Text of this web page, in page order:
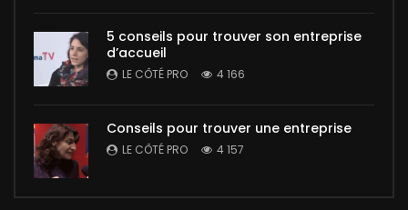
5 conseils pour trouver son entreprise
d’accueil
LE CÔTÉ PRO 4 166
Conseils pour trouver une entreprise
LE CÔTÉ PRO 4 157